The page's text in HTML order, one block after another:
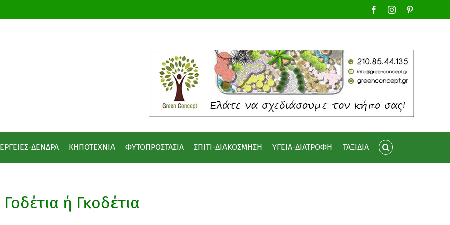
FacebookInstagram
ΔΕΝΔΡΑ ΚΗΠΟΤΕΧΝΙΑ ΦΥΤΟΠΡΟΣΤΑΣΙΑ ΣΠΙΤΙ-ΔΙΑΚΟΣΜΗΣΗ ΥΓΕΙΑ-ΔΙΑΤΡΟΦΗ ΤΑΞΙΔΙΑ
Γοδέτια ή Γκοδέτια